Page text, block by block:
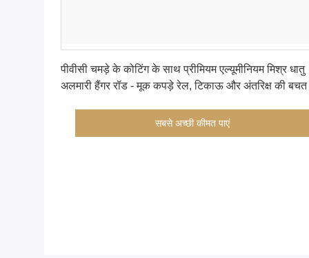
पीवीसी चमड़े के कोटिंग के साथ प्रीमियम एल्यूमीनियम मिश्र धातु
अलमारी हैंगर रॉड - मूक कपड़े रेल, टिकाऊ और अंतरिक्ष की बचत
सबसे अच्छी कीमत पाएं